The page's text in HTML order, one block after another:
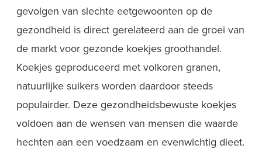
gevolgen van slechte eetgewoonten op de
gezondheid is direct gerelateerd aan de groei van
de markt voor gezonde koekjes groothandel.
Koekjes geproduceerd met volkoren granen,
natuurlijke suikers worden daardoor steeds
populairder. Deze gezondheidsbewuste koekjes
voldoen aan de wensen van mensen die waarde
hechten aan een voedzaam en evenwichtig dieet.